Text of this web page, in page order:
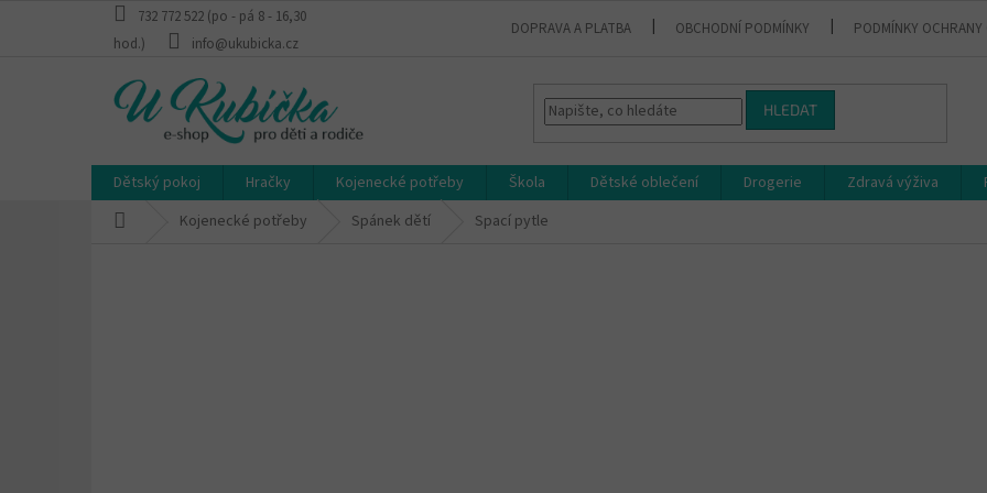
732 772 522 (po - pá 8 - 16,30
hod.)
info@ukubicka.cz
DOPRAVA A PLATBA OBCHODNÍ PODMÍNKY PODMÍNKY OCHRANY
HLEDAT
Dětský pokoj Hračky Kojenecké potřeby Škola Dětské oblečení Drogerie Zdravá výživa
Kojenecké potřeby Spánek dětí Spací pytle